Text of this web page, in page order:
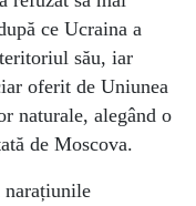
ce Ucraina a
său, iar
oferit de Uniunea
naturale, alegând o
de Moscova.
narațiunile